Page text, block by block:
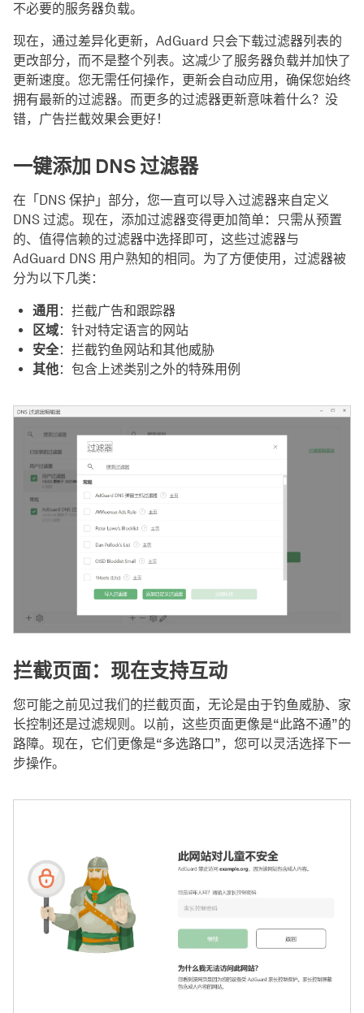
不必要的服务器负载。
现在，通过差异化更新，AdGuard 只会下载过滤器列表的
更改部分，而不是整个列表。这减少了服务器负载并加快了
更新速度。您无需任何操作，更新会自动应用，确保您始终
拥有最新的过滤器。而更多的过滤器更新意味着什么？没
错，广告拦截效果会更好！
一键添加 DNS 过滤器
在「DNS 保护」部分，您一直可以导入过滤器来自定义
DNS 过滤。现在，添加过滤器变得更加简单：只需从预置
的、值得信赖的过滤器中选择即可，这些过滤器与
AdGuard DNS 用户熟知的相同。为了方便使用，过滤器被
分为以下几类：
通用 ：拦截广告和跟踪器
区域：针对特定语言的网站
安全：拦截钓鱼网站和其他威胁
其他：包含上述类别之外的特殊用例
拦截页面：现在支持互动
您可能之前见过我们的拦截页面，无论是由于钓鱼威胁、家
长控制还是过滤规则。以前，这些页面更像是“此路不通”的
路障。现在，它们更像是“多选路口”，您可以灵活选择下一
步操作。